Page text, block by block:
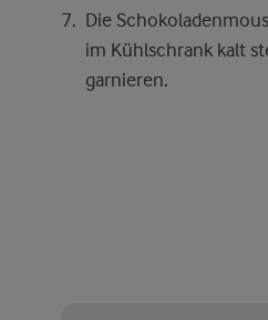
Die
im Kühlschrank kalt
garnieren.